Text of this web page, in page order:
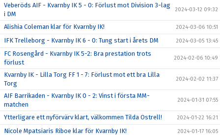
Veberöds AIF - Kvarnby IK 5 - 0: Förlust mot Division 3-lag
i DM
2024-03-12 09:32
Alishia Coleman klar för Kvarnby IK! 2024-03-06 10:51
IFK Trelleborg - Kvarnby IK 6 - 0: Tung start i årets DM 2024-03-05 13:45
FC Rosengård - Kvarnby IK 5-2: Bra prestation trots
förlust
2024-02-06 10:49
Kvarnby IK - Lilla Torg FF 1 - 7: Förlust mot ett bra Lilla
Torg
2024-02-02 11:37
AIF Barrikaden - Kvarnby IK 0 - 2: Vinst i första MM-
matchen
2024-01-31 07:55
Ytterligare ett nyförvärv klart, välkommen Tilda Ostrell! 2024-01-22 16:21
Nicole Mpatsiaris Riboe klar för Kvarnby IK! 2024-01-17 16:05